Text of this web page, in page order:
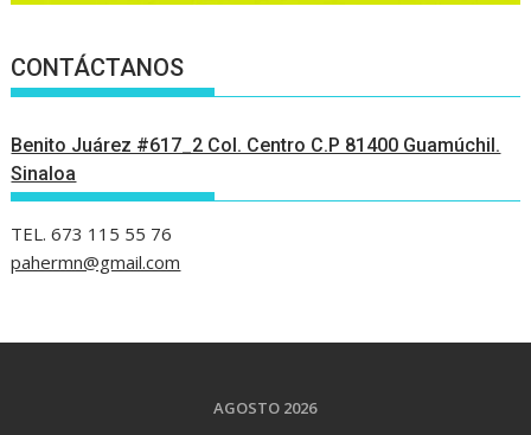
CONTÁCTANOS
Benito Juárez #617_2 Col. Centro C.P 81400 Guamúchil.
Sinaloa
TEL. 673 115 55 76
pahermn@gmail.com
AGOSTO 2026